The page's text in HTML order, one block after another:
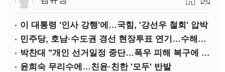
이 대통령 '인사 강행'에…국힘, '강선우 철회' 압박
민주당, 호남·수도권 경선 현장투표 연기…수해복구 집중
박찬대 "개인 선거일정 중단…폭우 피해 복구에 당력 집중해야"
윤희숙 무리수에…친윤·친한 '모두' 반발